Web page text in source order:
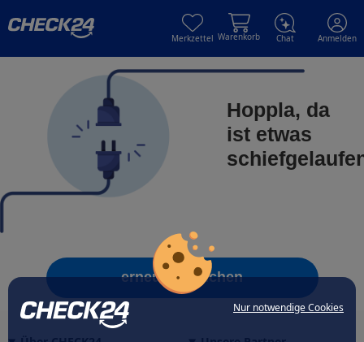
Nur notwendige Cookies
Merkzettel Warenkorb Chat Anmelden
Hoppla, da
ist etwas
erneut versuchen